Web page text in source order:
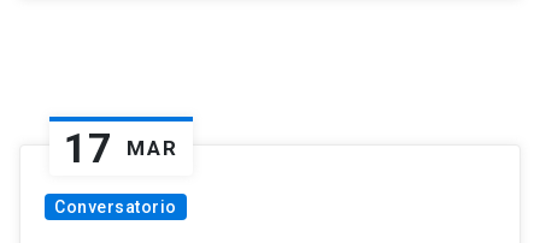
17 MAR
Conversatorio